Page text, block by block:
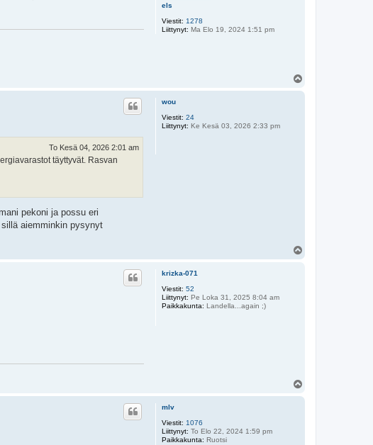
els
Viestit: 1278
Liittynyt: Ma Elo 19, 2024 1:51 pm
wou
Viestit: 24
Liittynyt: Ke Kesä 03, 2026 2:33 pm
To Kesä 04, 2026 2:01 am
täyttyvät. Rasvan
pekoni ja possu eri
aiemminkin pysynyt
krizka-071
Viestit: 52
Liittynyt: Pe Loka 31, 2025 8:04 am
Paikkakunta: Landella...again ;)
mlv
Viestit: 1076
Liittynyt: To Elo 22, 2024 1:59 pm
Paikkakunta: Ruotsi